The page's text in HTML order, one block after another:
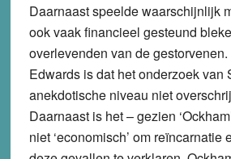
Daarnaast speelde waarschijnlijk
ook vaak financieel gesteund
overlevenden van de
Edwards is dat het onderzoek van
anekdotische niveau niet
Daarnaast is het – gezien
niet ‘economisch’ om reïncarnatie